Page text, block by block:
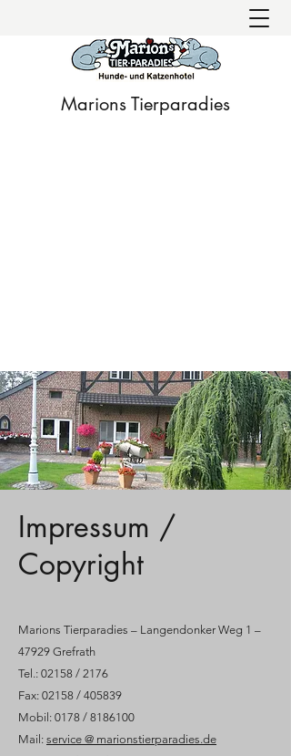
Marions Tierparadies
Impressum /
Copyright
Marions Tierparadies – Langendonker Weg 1 –
47929 Grefrath
Tel.: 02158 / 2176
Fax: 02158 / 405839
Mobil: 0178 / 8186100
Mail: service @ marionstierparadies.de